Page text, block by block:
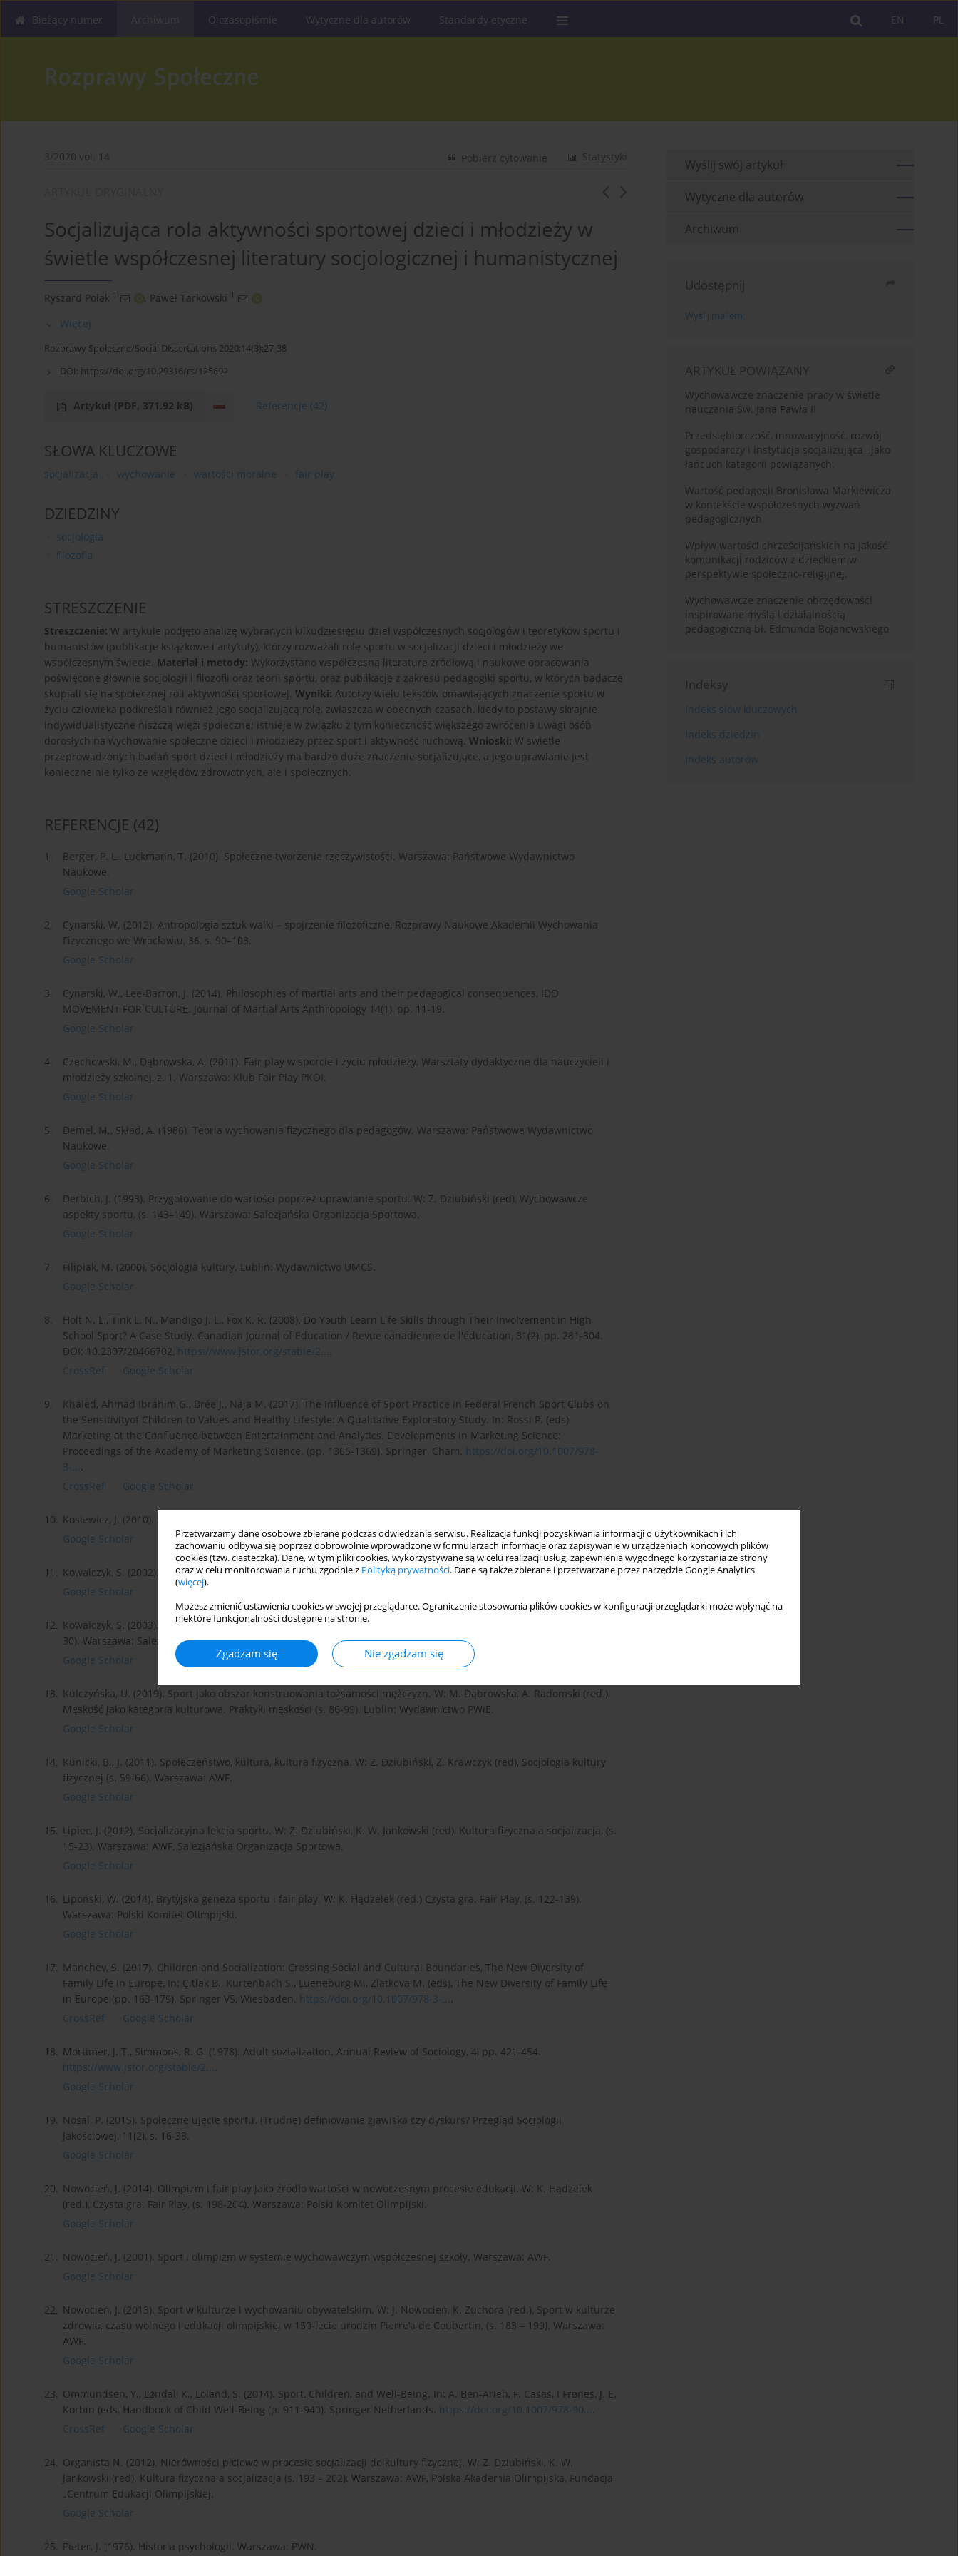
Przetwarzamy dane osobowe zbierane podczas odwiedzania serwisu. Realizacja funkcji pozyskiwania informacji o użytkownikach i ich
zachowaniu odbywa się poprzez dobrowolnie wprowadzone w formularzach informacje oraz zapisywanie w urządzeniach końcowych plików
cookies (tzw. ciasteczka). Dane, w tym pliki cookies, wykorzystywane są w celu realizacji usług, zapewnienia wygodnego korzystania ze strony
oraz w celu monitorowania ruchu zgodnie z Polityką prywatności. Dane są także zbierane i przetwarzane przez narzędzie Google Analytics
(więcej).
Możesz zmienić ustawienia cookies w swojej przeglądarce. Ograniczenie stosowania plików cookies w konfiguracji przeglądarki może wpłynąć na
niektóre funkcjonalności dostępne na stronie.
Zgadzam się Nie zgadzam się
PL
EN
Bieżący numer O czasopiśmie Wytyczne dla autorów Standardy etyczne
3/2020 vol. 14 Statystyki
Pobierz cytowanie
Socjalizująca rola aktywności sportowej dzieci i młodzieży w
świetle współczesnej literatury socjologicznej i humanistycznej
Ryszard Polak 1 , Paweł Tarkowski 1
Więcej
Rozprawy Społeczne/Social Dissertations 2020;14(3):27-38
DOI: https://doi.org/10.29316/rs/125692
Artykuł (PDF, 371.92 kB) Referencje (42)
SŁOWA KLUCZOWE
socjalizacja wychowanie wartości moralne fair play
DZIEDZINY
socjologia
filozofia
STRESZCZENIE
Streszczenie: W artykule podjęto analizę wybranych kilkudziesięciu dzieł współczesnych socjologów i teoretyków sportu i
humanistów (publikacje książkowe i artykuły), którzy rozważali rolę sportu w socjalizacji dzieci i młodzieży we
współczesnym świecie. Materiał i metody: Wykorzystano współczesną literaturę źródłową i naukowe opracowania
poświęcone głównie socjologii i filozofii oraz teorii sportu, oraz publikacje z zakresu pedagogiki sportu, w których badacze
skupiali się na społecznej roli aktywności sportowej. Wyniki: Autorzy wielu tekstów omawiających znaczenie sportu w
życiu człowieka podkreślali również jego socjalizującą rolę, zwłaszcza w obecnych czasach, kiedy to postawy skrajnie
indywidualistyczne niszczą więzi społeczne; istnieje w związku z tym konieczność większego zwrócenia uwagi osób
dorosłych na wychowanie społeczne dzieci i młodzieży przez sport i aktywność ruchową. Wnioski: W świetle
przeprowadzonych badań sport dzieci i młodzieży ma bardzo duże znaczenie socjalizujące, a jego uprawianie jest
konieczne nie tylko ze względów zdrowotnych, ale i społecznych.
REFERENCJE (42)
1.
Berger, P. L., Luckmann, T. (2010). Społeczne tworzenie rzeczywistości. Warszawa: Państwowe Wydawnictwo
Naukowe.
Google Scholar
2.
Cynarski, W. (2012). Antropologia sztuk walki – spojrzenie filozoficzne, Rozprawy Naukowe Akademii Wychowania
Fizycznego we Wrocławiu, 36, s. 90–103.
Google Scholar
3.
Cynarski, W., Lee-Barron, J. (2014). Philosophies of martial arts and their pedagogical consequences, IDO
MOVEMENT FOR CULTURE. Journal of Martial Arts Anthropology 14(1), pp. 11-19.
Google Scholar
4.
Czechowski, M., Dąbrowska, A. (2011). Fair play w sporcie i życiu młodzieży, Warsztaty dydaktyczne dla nauczycieli i
młodzieży szkolnej, z. 1. Warszawa: Klub Fair Play PKOI.
Google Scholar
5.
Demel, M., Skład, A. (1986). Teoria wychowania fizycznego dla pedagogów. Warszawa: Państwowe Wydawnictwo
Naukowe.
Google Scholar
6.
Derbich, J. (1993). Przygotowanie do wartości poprzez uprawianie sportu. W: Z. Dziubiński (red), Wychowawcze
aspekty sportu, (s. 143–149). Warszawa: Salezjańska Organizacja Sportowa.
Google Scholar
7.
Filipiak, M. (2000). Socjologia kultury. Lublin: Wydawnictwo UMCS.
Google Scholar
8.
Holt N. L., Tink L. N., Mandigo J. L., Fox K. R. (2008). Do Youth Learn Life Skills through Their Involvement in High
School Sport? A Case Study. Canadian Journal of Education / Revue canadienne de l'éducation, 31(2), pp. 281-304.
DOI: 10.2307/20466702, https://www.jstor.org/stable/2....
CrossRef
Google Scholar
9.
Khaled, Ahmad Ibrahim G., Brée J., Naja M. (2017). The Influence of Sport Practice in Federal French Sport Clubs on
the Sensitivityof Children to Values and Healthy Lifestyle: A Qualitative Exploratory Study. In: Rossi P. (eds),
Marketing at the Confluence between Entertainment and Analytics. Developments in Marketing Science:
Proceedings of the Academy of Marketing Science. (pp. 1365-1369). Springer, Cham. https://doi.org/10.1007/978-
3-....
CrossRef
Google Scholar
10. Kosiewicz, J. (2010). Sport poza dobrem i złem moralnym. Studia Humanistyczne, 10, s. 27–41.
Google Scholar
11. Kowalczyk, S. (2002). Elementy filozofii i teologii sportu. Lublin: Towarzystwo Naukowe KUL.
Google Scholar
12. Kowalczyk, S. (2003). Społeczno-integracyjna funkcja sportu. W: Z. Dziubiński (red.), Społeczny wymiar sportu (s. 25-
30). Warszawa: Salezjańska Organizacja Sportowa RP.
Google Scholar
13. Kulczyńska, U. (2019). Sport jako obszar konstruowania tożsamości mężczyzn. W: M. Dąbrowska, A. Radomski (red.),
Męskość jako kategoria kulturowa. Praktyki męskości (s. 86-99). Lublin: Wydawnictwo PWiE.
Google Scholar
14. Kunicki, B., J. (2011). Społeczeństwo, kultura, kultura fizyczna. W: Z. Dziubiński, Z. Krawczyk (red), Socjologia kultury
fizycznej (s. 59-66). Warszawa: AWF.
Google Scholar
15. Lipiec, J. (2012). Socjalizacyjna lekcja sportu. W: Z. Dziubiński, K. W. Jankowski (red), Kultura fizyczna a socjalizacja, (s.
15-23). Warszawa: AWF, Salezjańska Organizacja Sportowa.
Google Scholar
16. Lipoński, W. (2014). Brytyjska geneza sportu i fair play. W: K. Hądzelek (red.) Czysta gra. Fair Play, (s. 122-139).
Warszawa: Polski Komitet Olimpijski.
Google Scholar
17. Manchev, S. (2017). Children and Socialization: Crossing Social and Cultural Boundaries, The New Diversity of
Family Life in Europe, In: Çitlak B., Kurtenbach S., Lueneburg M., Zlatkova M. (eds), The New Diversity of Family Life
in Europe (pp. 163-179). Springer VS, Wiesbaden. https://doi.org/10.1007/978-3-....
CrossRef
Google Scholar
18. Mortimer, J. T., Simmons, R. G. (1978). Adult sozialization. Annual Review of Sociology, 4, pp. 421-454.
https://www.jstor.org/stable/2....
Google Scholar
19. Nosal, P. (2015). Społeczne ujęcie sportu. (Trudne) definiowanie zjawiska czy dyskurs? Przegląd Socjologii
Jakościowej, 11(2), s. 16-38.
Google Scholar
20. Nowocień, J. (2014). Olimpizm i fair play jako źródło wartości w nowoczesnym procesie edukacji. W: K. Hądzelek
(red.), Czysta gra. Fair Play, (s. 198-204). Warszawa: Polski Komitet Olimpijski.
Google Scholar
21. Nowocień, J. (2001). Sport i olimpizm w systemie wychowawczym współczesnej szkoły. Warszawa: AWF.
Google Scholar
22. Nowocień, J. (2013). Sport w kulturze i wychowaniu obywatelskim. W: J. Nowocień, K. Zuchora (red.), Sport w kulturze
zdrowia, czasu wolnego i edukacji olimpijskiej w 150-lecie urodzin Pierre’a de Coubertin, (s. 183 – 199). Warszawa:
AWF.
Google Scholar
23. Ommundsen, Y., Løndal, K., Loland, S. (2014). Sport, Children, and Well-Being. In: A. Ben-Arieh, F. Casas, I Frønes, J. E.
Korbin (eds, Handbook of Child Well-Being (p. 911-940). Springer Netherlands. https://doi.org/10.1007/978-90....
CrossRef
Google Scholar
24. Organista N. (2012). Nierówności płciowe w procesie socjalizacji do kultury fizycznej. W: Z. Dziubiński, K. W.
Jankowski (red). Kultura fizyczna a socjalizacja (s. 193 – 202). Warszawa: AWF, Polska Akademia Olimpijska, Fundacja
„Centrum Edukacji Olimpijskiej.
Google Scholar
25. Pieter, J. (1976). Historia psychologii. Warszawa: PWN.
Wyślij swój artykuł
Wytyczne dla autorów
Archiwum
Udostępnij
Wyślij mailem
ARTYKUŁ POWIĄZANY
Wychowawcze znaczenie pracy w świetle
nauczania Św. Jana Pawła II
Przedsiębiorczość, innowacyjność, rozwój
gospodarczy i instytucja socjalizująca– jako
łańcuch kategorii powiązanych.
Wartość pedagogii Bronisława Markiewicza
w kontekście współczesnych wyzwań
pedagogicznych
Wpływ wartości chrześcijańskich na jakość
komunikacji rodziców z dzieckiem w
perspektywie społeczno-religijnej.
Wychowawcze znaczenie obrzędowości
inspirowane myślą i działalnością
pedagogiczną bł. Edmunda Bojanowskiego
Indeksy
Indeks słów kluczowych
Indeks dziedzin
Indeks autorów